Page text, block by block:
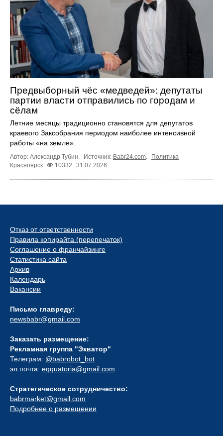
Предвыборный чёс «медведей»: депутаты
партии власти отправились по городам и
сёлам
Летние месяцы традиционно становятся для депутатов
краевого Заксобрания периодом наиболее интенсивной
работы «на земле».
Автор: Александр Тубин. Источник: Babr24.com.
Политика
Красноярск
10332 31.07.2026
Отказ от ответственности
Правила копирайта (перепечаток)
Соглашение о франчайзинге
Статистика сайта
Архив
Календарь
Вакансии
Письмо главреду:
newsbabr@gmail.com
Заказать размещение:
Рекламная группа "Экватор"
Телеграм: @babrobot_bot
эл.почта: eqquatoria@gmail.com
Стратегическое сотрудничество:
babrmarket@gmail.com
Подробнее о размещении